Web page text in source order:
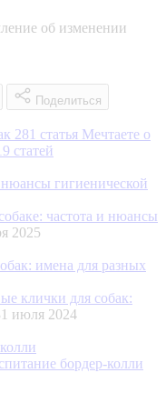
об изменении
Поделиться
281 статья Мечтаете о
статей
частота и нюансы
2025
клички для собак:
июля 2024
бордер-колли